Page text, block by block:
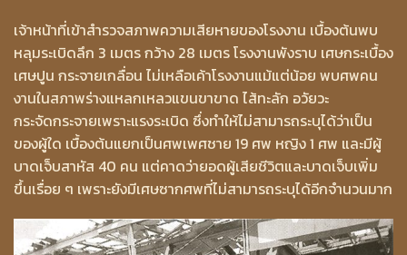
เจ้าหน้าที่เข้าสำรวจสภาพความเสียหายของโรงงาน เบื้องต้นพบ
หลุมระเบิดลึก 3 เมตร กว้าง 28 เมตร โรงงานพังราบ เศษกระเบื้อง
เศษปูน กระจายเกลื่อน ไม่เหลือเค้าโรงงานแม้แต่น้อย พบศพคน
งานในสภาพร่างแหลกเหลวแขนขาขาด ไส้ทะลัก อวัยวะ
กระจัดกระจายเพราะแรงระเบิด ซึ่งทำให้ไม่สามารถระบุได้ว่าเป็น
ของผู้ใด เบื้องต้นแยกเป็นศพเพศชาย 19 ศพ หญิง 1 ศพ และมีผู้
บาดเจ็บสาหัส 40 คน แต่คาดว่ายอดผู้เสียชีวิตและบาดเจ็บเพิ่ม
ขึ้นเรื่อย ๆ เพราะยังมีเศษซากศพที่ไม่สามารถระบุได้อีกจำนวนมาก